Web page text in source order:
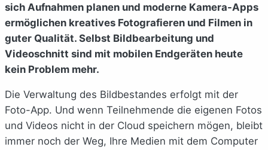
sich Aufnahmen planen und moderne Kamera-Apps
ermöglichen kreatives Fotografieren und Filmen in
guter Qualität. Selbst Bildbearbeitung und
Videoschnitt sind mit mobilen Endgeräten heute
kein Problem mehr.
Die Verwaltung des Bildbestandes erfolgt mit der
Foto-App. Und wenn Teilnehmende die eigenen Fotos
und Videos nicht in der Cloud speichern mögen, bleibt
immer noch der Weg, Ihre Medien mit dem Computer